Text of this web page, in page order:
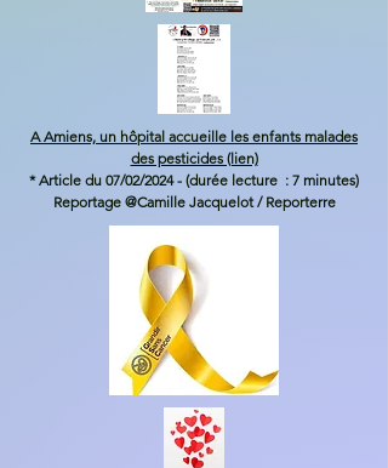
A Amiens, un hôpital accueille les enfants malades
des pesticides (lien)
* Article du 07/02/2024 - (durée lecture : 7 minutes)
Reportage @Camille Jacquelot / Reporterre